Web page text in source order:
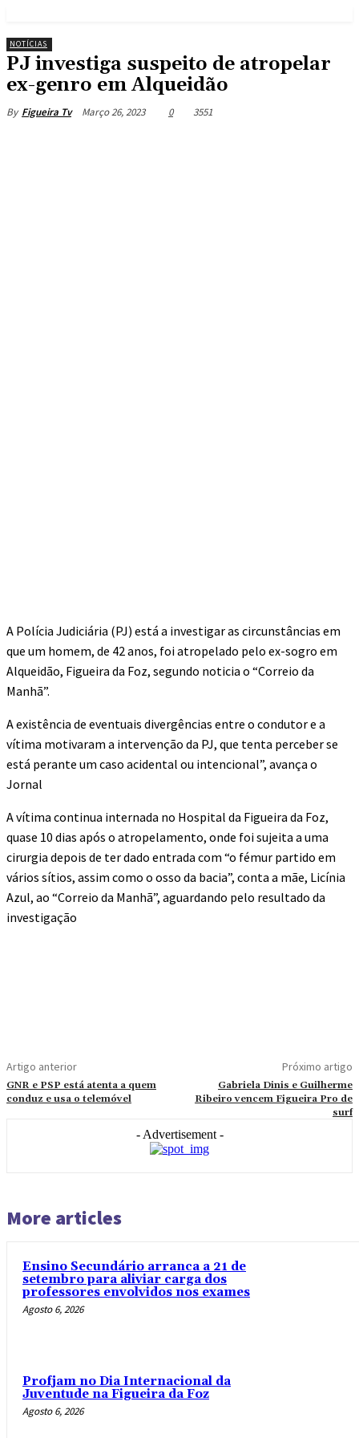
NOTÍCIAS
PJ investiga suspeito de atropelar
ex-genro em Alqueidão
By Figueira Tv Março 26, 2023 0 3551
A Polícia Judiciária (PJ) está a investigar as circunstâncias em
que um homem, de 42 anos, foi atropelado pelo ex-sogro em
Alqueidão, Figueira da Foz, segundo noticia o “Correio da
Manhã”.
A existência de eventuais divergências entre o condutor e a
vítima motivaram a intervenção da PJ, que tenta perceber se
está perante um caso acidental ou intencional”, avança o
Jornal
A vítima continua internada no Hospital da Figueira da Foz,
quase 10 dias após o atropelamento, onde foi sujeita a uma
cirurgia depois de ter dado entrada com “o fémur partido em
vários sítios, assim como o osso da bacia”, conta a mãe, Licínia
Azul, ao “Correio da Manhã”, aguardando pelo resultado da
investigação
Artigo anterior
GNR e PSP está atenta a quem
conduz e usa o telemóvel
Próximo artigo
Gabriela Dinis e Guilherme
Ribeiro vencem Figueira Pro de
surf
- Advertisement -
More articles
Ensino Secundário arranca a 21 de
setembro para aliviar carga dos
professores envolvidos nos exames
Agosto 6, 2026
Profjam no Dia Internacional da
Juventude na Figueira da Foz
Agosto 6, 2026